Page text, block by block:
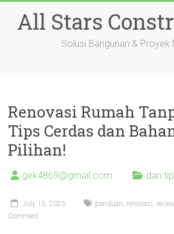
contentAll Stars
Solusi Bangunan & Proyek
Renovasi Rumah
Tips Cerdas dan
Pilihan!
gek4869@gmail.com dan
July 15, 2025 panduan, renovasi,
Comment